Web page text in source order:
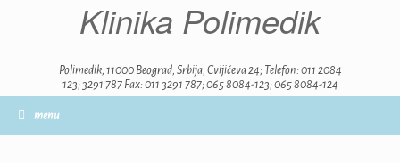
Klinika Polimedik
Polimedik, 11000 Beograd, Srbija, Cvijićeva 24; Telefon: 011 2084
123; 3291 787 Fax: 011 3291 787; 065 8084-123; 065 8084-124
menu